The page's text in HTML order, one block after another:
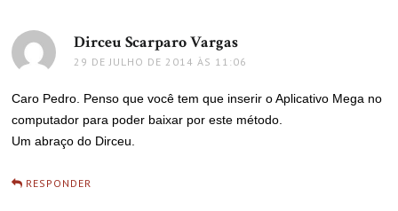
Dirceu Scarparo Vargas
29 DE JULHO DE 2014 ÀS 11:06
Caro Pedro. Penso que você tem que inserir o Aplicativo Mega no
computador para poder baixar por este método.
Um abraço do Dirceu.
RESPONDER